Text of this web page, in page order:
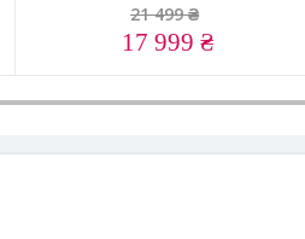
21 499 ₴
17 999 ₴